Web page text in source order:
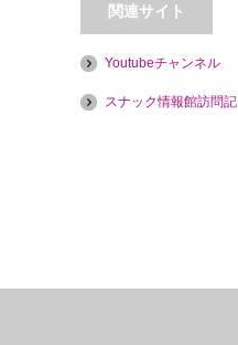
【池袋】BAR JUN【喫煙目的店】
関連サイト
Youtubeチャンネル
スナック情報館訪問記